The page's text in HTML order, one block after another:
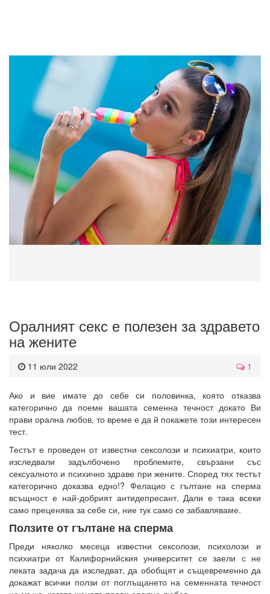
Оралният секс е полезен за здравето
на жените
11 юли 2022 1
Ако и вие имате до себе си половинка, която отказва
категорично да поеме вашата семенна течност докато Ви
прави орална любов, то време е да й покажете този интересен
тест.
Тестът е проведен от известни сексолози и психиатри, които
изследвали задълбочено проблемите, свързани със
сексуалното и психично здраве при жените. Според тях тестът
категорично доказва едно!? Фелацио с гълтане на сперма
всъщност е най-добрият антидепресант. Дали е така всеки
само преценява за себе си, ние тук само се забавляваме.
Ползите от гълтане на сперма
Преди няколко месеца известни сексолози, психолози и
психиатри от Калифорнийския университет се заели с не
леката задача да изследват, да обобщят и същевременно да
докажат всички ползи от поглъщането на семенната течност